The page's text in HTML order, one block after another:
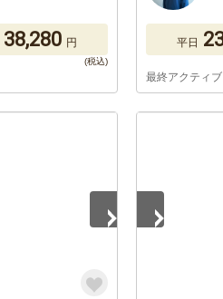
38,280 円 平日
最終アクティ